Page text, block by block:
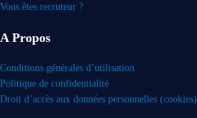
Vous êtes recruteur ?
A Propos
Conditions générales d’utilisation
Politique de confidentialité
Droit d’accès aux données personnelles (cookies)